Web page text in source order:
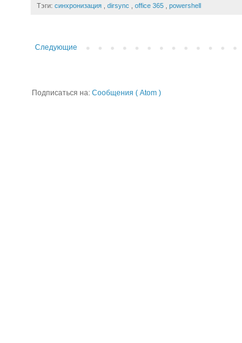
Тэги: синхронизация dirsync office 365 powershell
Следующие
Подписаться на: Сообщения ( Atom )